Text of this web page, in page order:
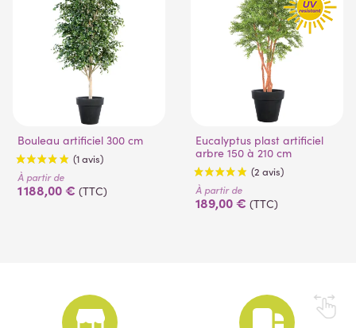
Bouleau artificiel 300 cm
À partir de
1 188,00 € (TTC)
Eucalyptus plast artificiel
arbre 150 à 210 cm
À partir de
189,00 € (TTC)